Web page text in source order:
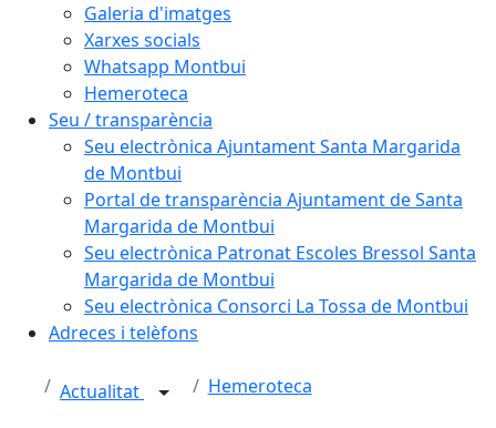
Galeria d'imatges
Xarxes socials
Whatsapp Montbui
Hemeroteca
Seu / transparència
Seu electrònica Ajuntament Santa Margarida
de Montbui
Portal de transparència Ajuntament de Santa
Margarida de Montbui
Seu electrònica Patronat Escoles Bressol Santa
Margarida de Montbui
Seu electrònica Consorci La Tossa de Montbui
Adreces i telèfons
Actualitat Hemeroteca